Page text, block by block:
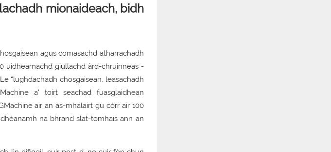
mionaideach, bidh
agus comasachd atharrachadh
uidheamachd giullachd àrd-chruinneas -
“lughdachadh chosgaisean, leasachadh
a’ toirt seachad fuasglaidhean
air an às-mhalairt gu còrr air 100
na bhrand slat-tomhais ann an